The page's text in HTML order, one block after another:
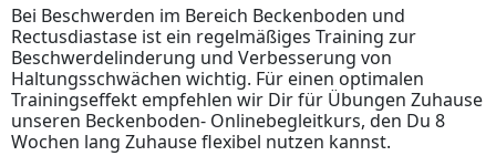
Bei Beschwerden im Bereich Beckenboden und
Rectusdiastase ist ein regelmäßiges Training zur
Beschwerdelinderung und Verbesserung von
Haltungsschwächen wichtig. Für einen optimalen
Trainingseffekt empfehlen wir Dir für Übungen Zuhause
unseren Beckenboden- Onlinebegleitkurs, den Du 8
Wochen lang Zuhause flexibel nutzen kannst.